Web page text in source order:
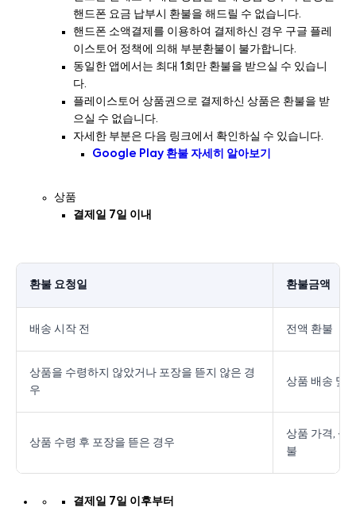
핸드폰 요금 납부시 환불을 해드릴 수 없습니다.
핸드폰 소액결제를 이용하여 결제하신 경우 구글 플레
이스토어 정책에 의해 부분환불이 불가합니다.
동일한 앱에서는 최대 1회만 환불을 받으실 수 있습니
다.
플레이스토어 상품권으로 결제하신 상품은 환불을 받
으실 수 없습니다.
자세한 부분은 다음 링크에서 확인하실 수 있습니다.
Google Play 환불 자세히 알아보기
상품
결제일 7일 이내
환불 요청일 환불금액
배송 시작 전 전액 환불
상품을 수령하지 않았거나 포장을 뜯지 않은 경
우
상품 배송 및
상품 수령 후 포장을 뜯은 경우
상품 가격, 상
불
결제일 7일 이후부터